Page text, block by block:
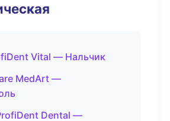
Vital — Нальчик
MedArt —
Dental —